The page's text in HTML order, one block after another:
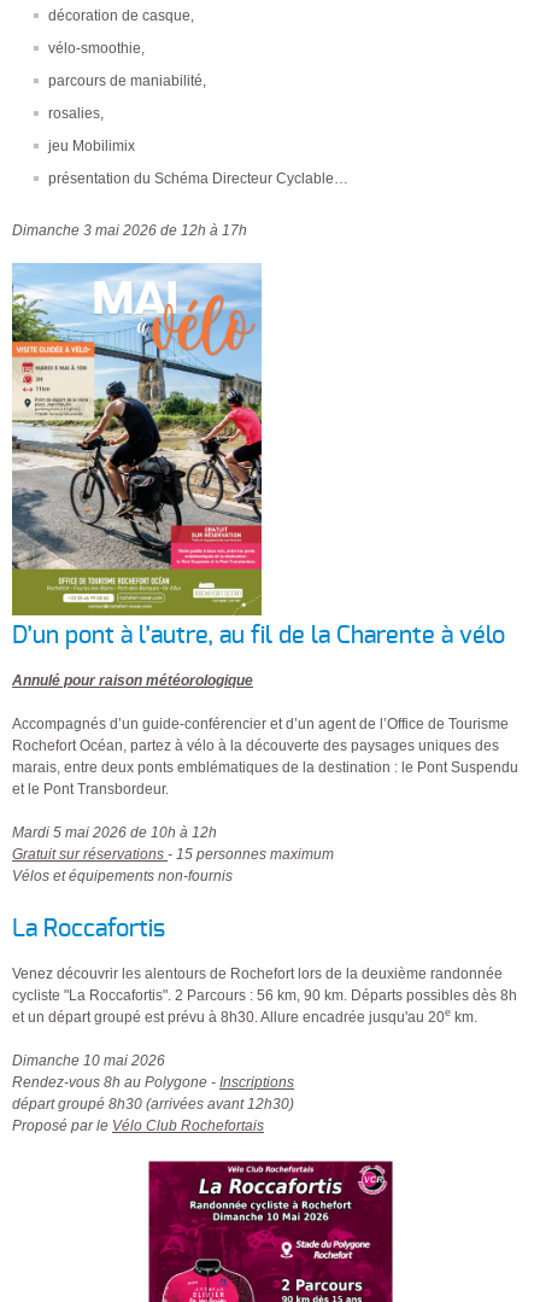
décoration de casque,
vélo-smoothie,
parcours de maniabilité,
rosalies,
jeu Mobilimix
présentation du Schéma Directeur Cyclable…
Dimanche 3 mai 2026 de 12h à 17h
D’un pont à l’autre, au fil de la Charente à vélo
Annulé pour raison météorologique
Accompagnés d’un guide-conférencier et d’un agent de l’Office de Tourisme
Rochefort Océan, partez à vélo à la découverte des paysages uniques des
marais, entre deux ponts emblématiques de la destination : le Pont Suspendu
et le Pont Transbordeur.
Mardi 5 mai 2026 de 10h à 12h
Gratuit sur réservations - 15 personnes maximum
Vélos et équipements non-fournis
La Roccafortis
Venez découvrir les alentours de Rochefort lors de la deuxième randonnée
cycliste "La Roccafortis". 2 Parcours : 56 km, 90 km. Départs possibles dès 8h
et un départ groupé est prévu à 8h30. Allure encadrée jusqu'au 20e km.
Dimanche 10 mai 2026
Rendez-vous 8h au Polygone - Inscriptions
départ groupé 8h30 (arrivées avant 12h30)
Proposé par le Vélo Club Rochefortais